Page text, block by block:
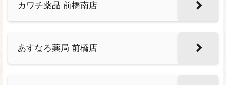
カワチ薬品 前橋南店
あすなろ薬局 前橋店